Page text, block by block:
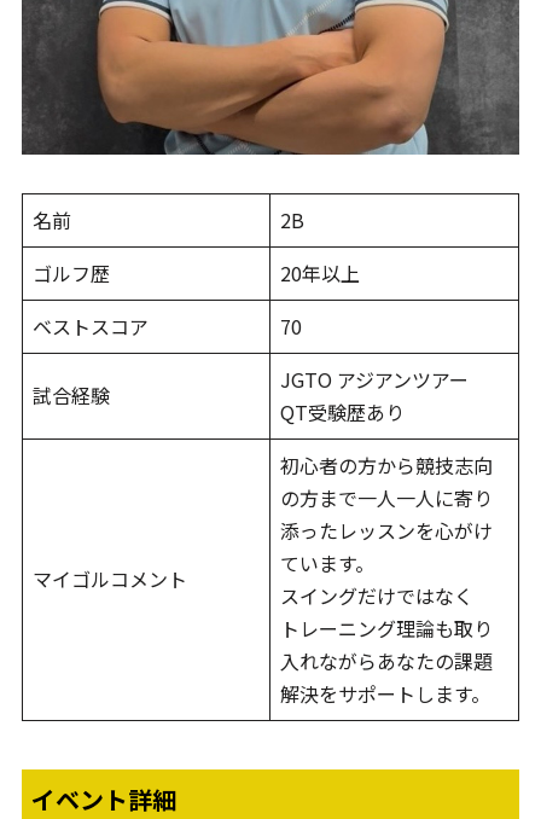
名前
2B
ゴルフ歴
20年以上
ベストスコア
70
試合経験
JGTO アジアンツアー
QT受験歴あり
マイゴルコメント
初心者の方から競技志向
の方まで一人一人に寄り
添ったレッスンを心がけ
ています。
スイングだけではなく
トレーニング理論も取り
入れながらあなたの課題
解決をサポートします。
イベント詳細